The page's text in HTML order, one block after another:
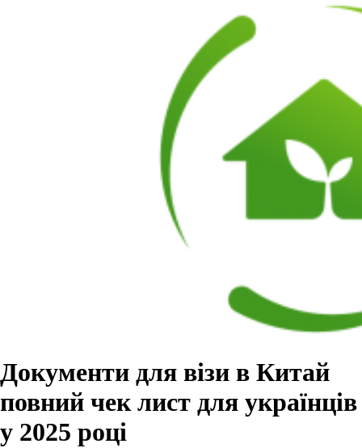
Документи для візи в Китай
повний чек лист для українців
у 2025 році